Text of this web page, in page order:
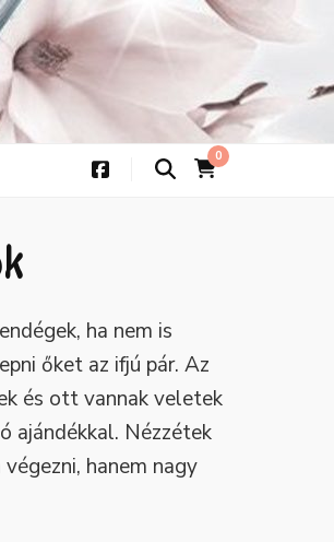
0
ha nem is
őket az ifjú pár. Az
és ott vannak veletek
ajándékkal. Nézzétek
hanem nagy